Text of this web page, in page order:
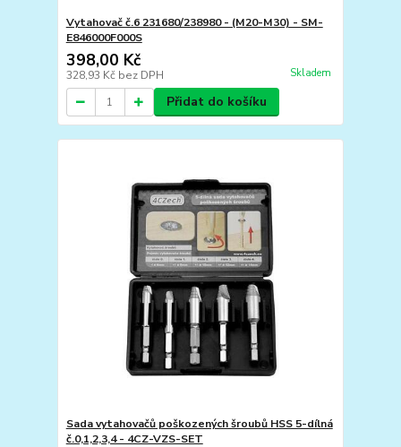
Vytahovač č.6 231680/238980 - (M20-M30) - SM-
E846000F000S
398,00 Kč
328,93 Kč bez DPH Skladem
Přidat do košíku
Sada vytahovačů poškozených šroubů HSS 5-dílná
č.0,1,2,3,4 - 4CZ-VZS-SET